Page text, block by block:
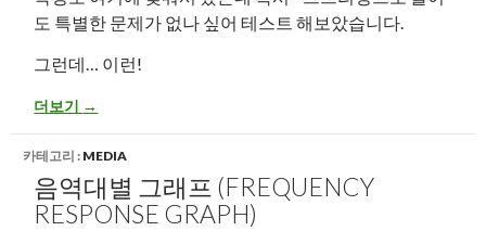
도 특별한 문제가 없나 싶어 테스트 해보았습니다.
그런데… 이런!
스트리밍으로 음악 재생시 RMAA (DS-Audio 편)
더보기 →
카테고리 : MEDIA
음역대별 그래프 (FREQUENCY
RESPONSE GRAPH)